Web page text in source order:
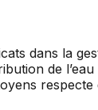
dans la
de